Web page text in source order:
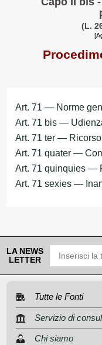
(L.
Art. 71 — Norme
Art. 71 bis —
Art. 71 ter —
Art. 71 quater —
Art. 71 quinquies —
Art. 71 sexies —
LA NEWS
LETTER
Tutte le Fonti
Servizio di
Chi siamo